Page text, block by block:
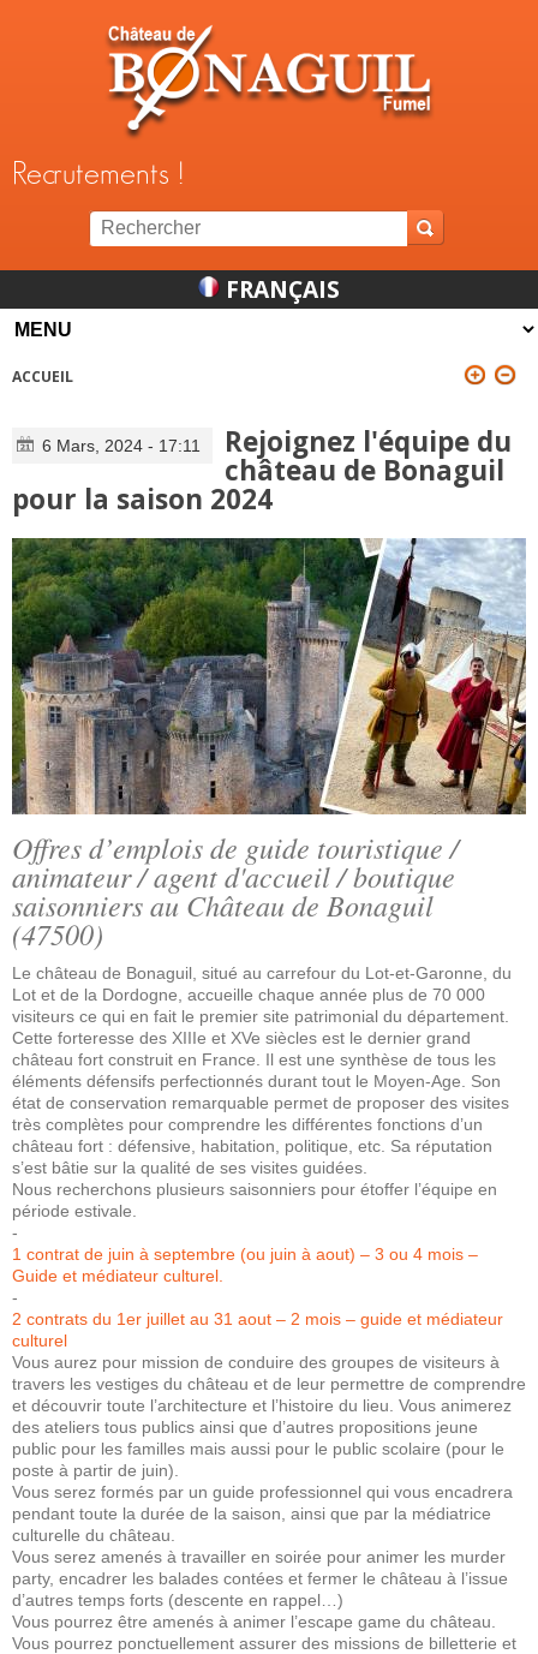
Recrutements !
FRANÇAIS
ACCUEIL
6 Mars, 2024 - 17:11 Rejoignez l'équipe du
château de Bonaguil
pour la saison 2024
Offres d’emplois de guide touristique /
animateur / agent d'accueil / boutique
saisonniers au Château de Bonaguil
(47500)
Le château de Bonaguil, situé au carrefour du Lot-et-Garonne, du
Lot et de la Dordogne, accueille chaque année plus de 70 000
visiteurs ce qui en fait le premier site patrimonial du département.
Cette forteresse des XIIIe et XVe siècles est le dernier grand
château fort construit en France. Il est une synthèse de tous les
éléments défensifs perfectionnés durant tout le Moyen-Age. Son
état de conservation remarquable permet de proposer des visites
très complètes pour comprendre les différentes fonctions d’un
château fort : défensive, habitation, politique, etc. Sa réputation
s’est bâtie sur la qualité de ses visites guidées.
Nous recherchons plusieurs saisonniers pour étoffer l’équipe en
période estivale.
-
1 contrat de juin à septembre (ou juin à aout) – 3 ou 4 mois –
Guide et médiateur culturel.
-
2 contrats du 1er juillet au 31 aout – 2 mois – guide et médiateur
culturel
Vous aurez pour mission de conduire des groupes de visiteurs à
travers les vestiges du château et de leur permettre de comprendre
et découvrir toute l’architecture et l’histoire du lieu. Vous animerez
des ateliers tous publics ainsi que d’autres propositions jeune
public pour les familles mais aussi pour le public scolaire (pour le
poste à partir de juin).
Vous serez formés par un guide professionnel qui vous encadrera
pendant toute la durée de la saison, ainsi que par la médiatrice
culturelle du château.
Vous serez amenés à travailler en soirée pour animer les murder
party, encadrer les balades contées et fermer le château à l’issue
d’autres temps forts (descente en rappel…)
Vous pourrez être amenés à animer l’escape game du château.
Vous pourrez ponctuellement assurer des missions de billetterie et